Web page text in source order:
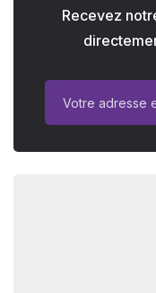
Recevez